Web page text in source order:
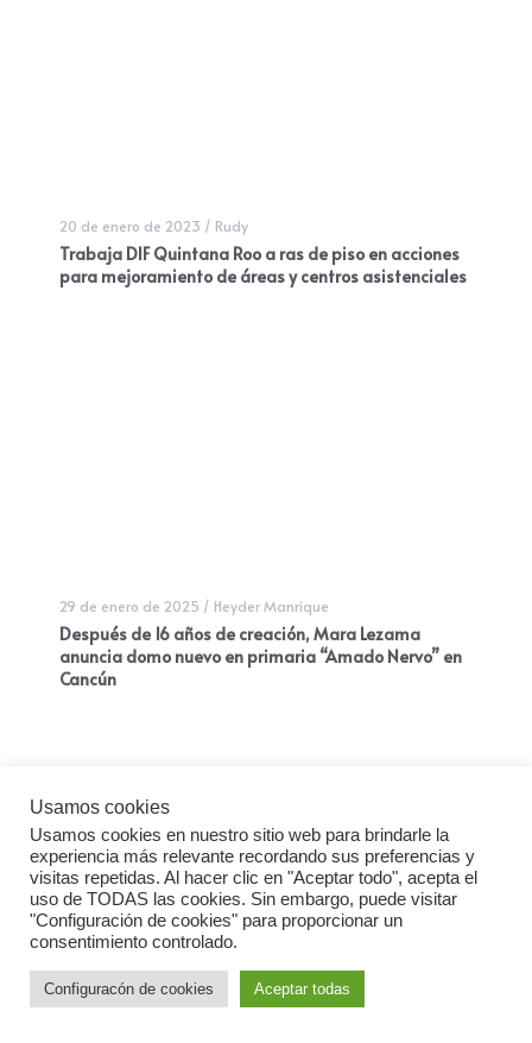
20 de enero de 2023 / Rudy
Trabaja DIF Quintana Roo a ras de piso en acciones
para mejoramiento de áreas y centros asistenciales
29 de enero de 2025 / Heyder Manrique
Después de 16 años de creación, Mara Lezama
anuncia domo nuevo en primaria “Amado Nervo” en
Cancún
3 de enero de 2025/Rudy
Usamos cookies
Usamos cookies en nuestro sitio web para brindarle la
experiencia más relevante recordando sus preferencias y
visitas repetidas. Al hacer clic en "Aceptar todo", acepta el
uso de TODAS las cookies. Sin embargo, puede visitar
"Configuración de cookies" para proporcionar un
consentimiento controlado.
Configuracón de cookies Aceptar todas